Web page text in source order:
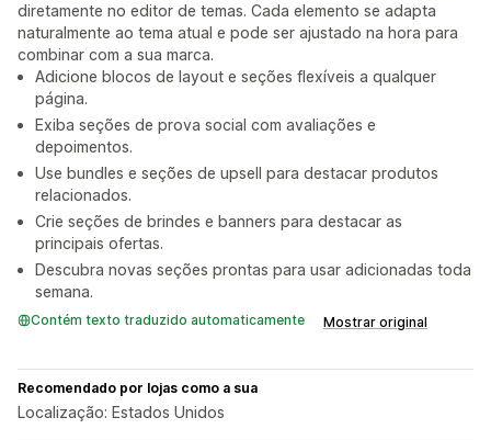
diretamente no editor de temas. Cada elemento se adapta
naturalmente ao tema atual e pode ser ajustado na hora para
combinar com a sua marca.
Adicione blocos de layout e seções flexíveis a qualquer
página.
Exiba seções de prova social com avaliações e
depoimentos.
Use bundles e seções de upsell para destacar produtos
relacionados.
Crie seções de brindes e banners para destacar as
principais ofertas.
Descubra novas seções prontas para usar adicionadas toda
semana.
Contém texto traduzido automaticamente Mostrar original
Recomendado por lojas como a sua
Localização: Estados Unidos